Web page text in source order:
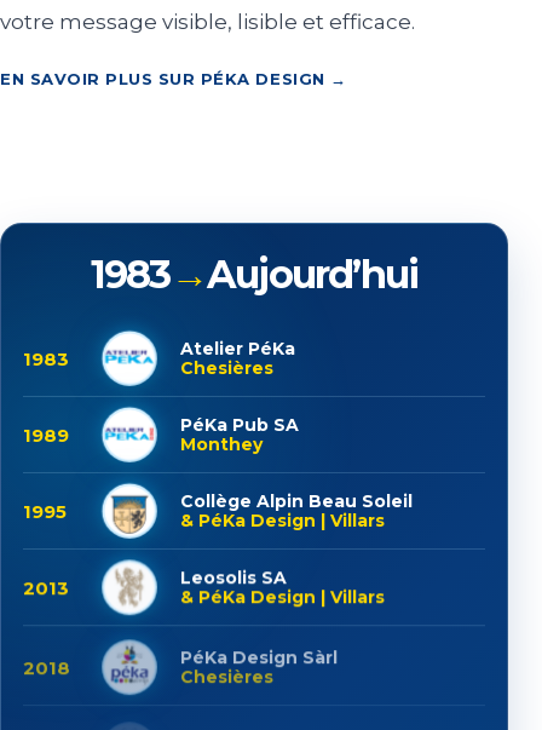
votre message visible, lisible et efficace.
EN SAVOIR PLUS SUR PÉKA DESIGN →
1983→Aujourd’hui
1983
Atelier PéKa
Chesières
1989
PéKa Pub SA
Monthey
1995
Collège Alpin Beau Soleil
& PéKa Design | Villars
2013
Leosolis SA
& PéKa Design | Villars
2018
PéKa Design Sàrl
Chesières